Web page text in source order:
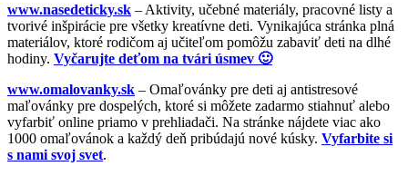
www.nasedeticky.sk – Aktivity, učebné materiály, pracovné listy a
tvorivé inšpirácie pre všetky kreatívne deti. Vynikajúca stránka plná
materiálov, ktoré rodičom aj učiteľom pomôžu zabaviť deti na dlhé
hodiny. Vyčarujte deťom na tvári úsmev 🙂
www.omalovanky.sk – Omaľovánky pre deti aj antistresové
maľovánky pre dospelých, ktoré si môžete zadarmo stiahnuť alebo
vyfarbiť online priamo v prehliadači. Na stránke nájdete viac ako
1000 omaľovánok a každý deň pribúdajú nové kúsky. Vyfarbite si
s nami svoj svet.